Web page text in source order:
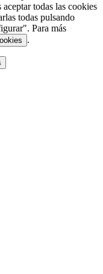
todas las cookies
todas pulsando
Para más
.